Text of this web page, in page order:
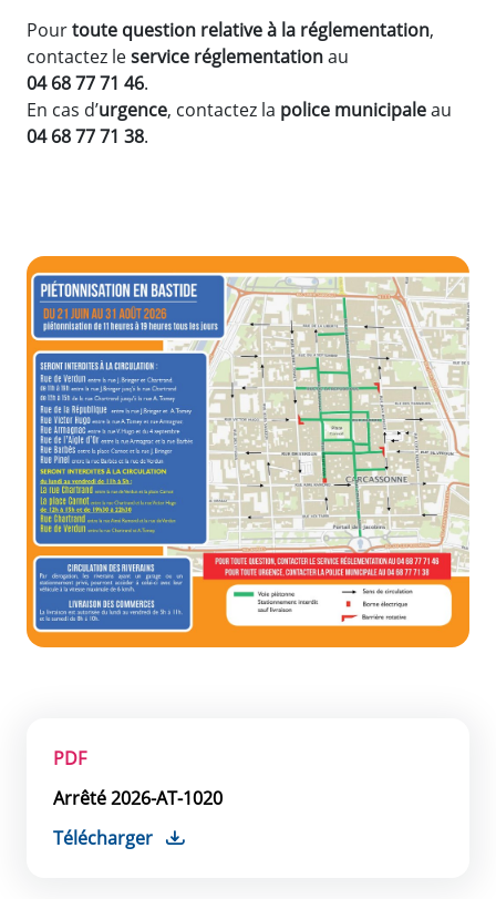
Pourtoute question relative à la réglementation,
contactez leservice réglementationau
04 68 77 71 46.
En cas d’urgence, contactez la police municipaleau
04 68 77 71 38.
PDF
Arrêté 2026-AT-1020
Télécharger